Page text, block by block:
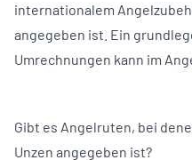
internationalem
angegeben ist. Ein
Umrechnungen kann im
Gibt es Angelruten, bei
Unzen angegeben ist?